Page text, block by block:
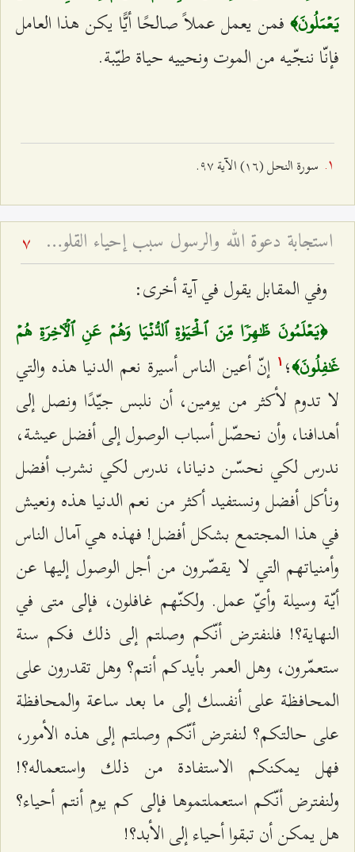
يَعۡمَلُونَ﴾ فمن يعمل عملاً صالحًا أيًّا يكن هذا العامل
فإنّا ننجّيه من الموت ونحييه حياة طيّبة.
سورة النحل (١٦) الآیة ٩٧.
استجابة دعوة الله والرسول سبب إحياء القلوب - خطبة عيد الفطر لعام ۱٤۲٤ هـ 7
وفي المقابل يقول في آية أخرى:
﴿يَعۡلَمُونَ ظَٰهِرٗا مِّنَ ٱلۡحَيَوٰةِ ٱلدُّنۡيَا وَهُمۡ عَنِ ٱلۡأٓخِرَةِ هُمۡ
غَٰفِلُونَ﴾؛ ۱
إنّ أعين الناس أسيرة نعم الدنيا هذه والتي
لا تدوم لأكثر من يومين، أن نلبس جيّدًا ونصل إلى
أهدافنا، وأن نحصّل أسباب الوصول إلى أفضل عيشة،
ندرس لكي نحسّن دنيانا، ندرس لكي نشرب أفضل
ونأكل أفضل ونستفيد أكثر من نعم الدنيا هذه ونعيش
في هذا المجتمع بشكل أفضل! فهذه هي آمال الناس
وأمنياتهم التي لا يقصّرون من أجل الوصول إليها عن
أيّة وسيلة وأيّ عمل. ولكنّهم غافلون، فإلى متى في
النهاية؟! فلنفترض أنّكم وصلتم إلى ذلك فكم سنة
ستعمّرون، وهل العمر بأيدكم أنتم؟ وهل تقدرون على
المحافظة على أنفسك إلى ما بعد ساعة والمحافظة
على حالتكم؟ لنفترض أنّكم وصلتم إلى هذه الأمور،
فهل يمكنكم الاستفادة من ذلك واستعماله؟!
ولنفترض أنّكم استعملتموها فإلى كم يوم أنتم أحياء؟
هل يمكن أن تبقوا أحياء إلى الأبد؟!